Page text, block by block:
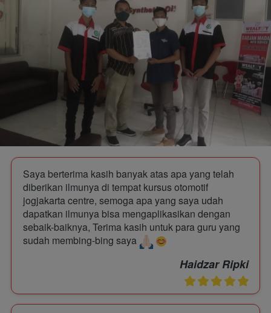
Saya berterima kasih banyak atas apa yang telah
diberikan ilmunya di tempat kursus otomotif
jogjakarta centre, semoga apa yang saya udah
dapatkan ilmunya bisa mengaplikasikan dengan
sebaik-baiknya, Terima kasih untuk para guru yang
sudah membing-bing saya
Haidzar Ripki